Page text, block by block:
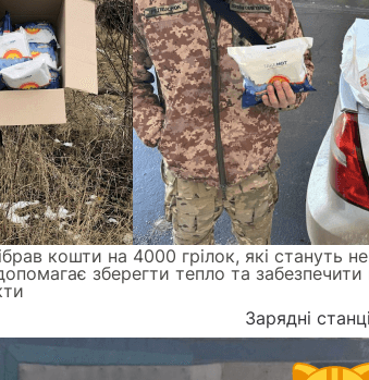
кошти на 4000 грілок, які стануть
зберегти тепло та
Зарядні